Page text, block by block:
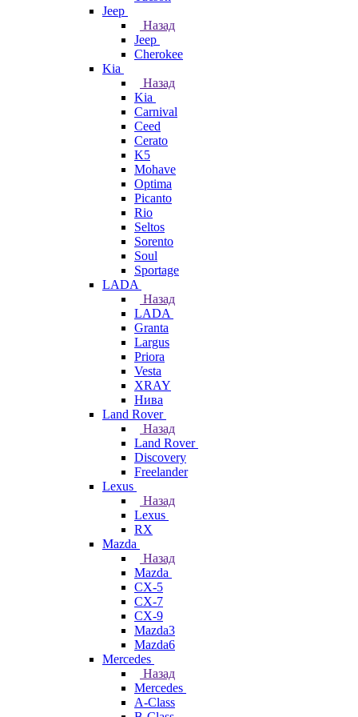
Jeep
Назад
Jeep
Cherokee
Kia
Назад
Kia
Carnival
Ceed
Cerato
K5
Mohave
Optima
Picanto
Rio
Seltos
Sorento
Soul
Sportage
LADA
Назад
LADA
Granta
Largus
Priora
Vesta
XRAY
Нива
Land Rover
Назад
Land Rover
Discovery
Freelander
Lexus
Назад
Lexus
RX
Mazda
Назад
Mazda
CX-5
CX-7
CX-9
Mazda3
Mazda6
Mercedes
Назад
Mercedes
A-Class